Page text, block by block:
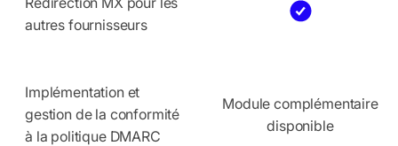
autres fournisseurs
Implémentation et
gestion de la conformité
à la politique DMARC
Module complémentaire
disponible